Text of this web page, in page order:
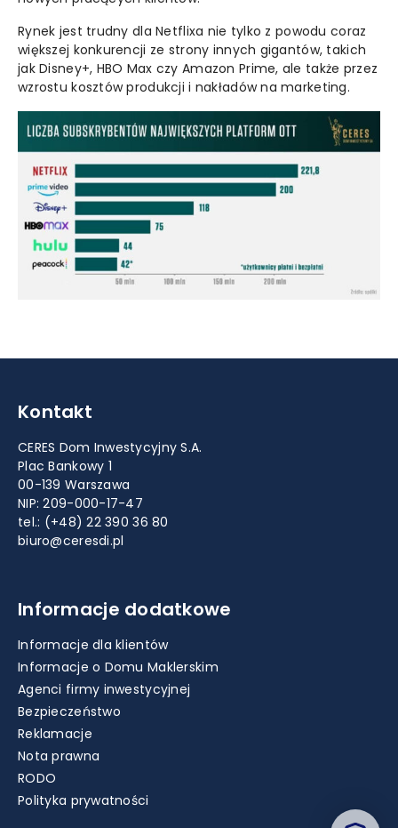
Rynek jest trudny dla Netflixa nie tylko z powodu coraz
większej konkurencji ze strony innych gigantów, takich
jak Disney+, HBO Max czy Amazon Prime, ale także przez
wzrostu kosztów produkcji i nakładów na marketing.
Kontakt
CERES Dom Inwestycyjny S.A.
Plac Bankowy 1
00-139 Warszawa
NIP: 209-000-17-47
tel.: (+48) 22 390 36 80
biuro@ceresdi.pl
Informacje dodatkowe
Informacje dla klientów
Informacje o Domu Maklerskim
Agenci firmy inwestycyjnej
Bezpieczeństwo
Reklamacje
Nota prawna
RODO
Polityka prywatności